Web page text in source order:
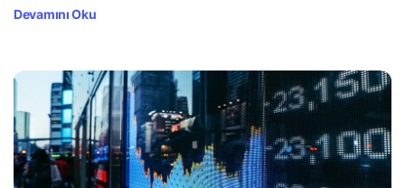
Devamını Oku